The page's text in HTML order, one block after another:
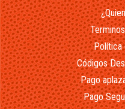
Política
Códigos
Pago
Pago